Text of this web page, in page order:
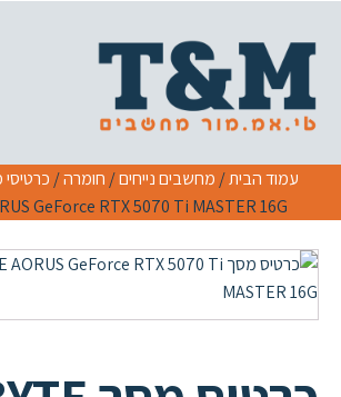
עמוד הבית/ מחשבים נייחים/ חומרה/
GeForce RTX 5070 Ti MASTER 16G